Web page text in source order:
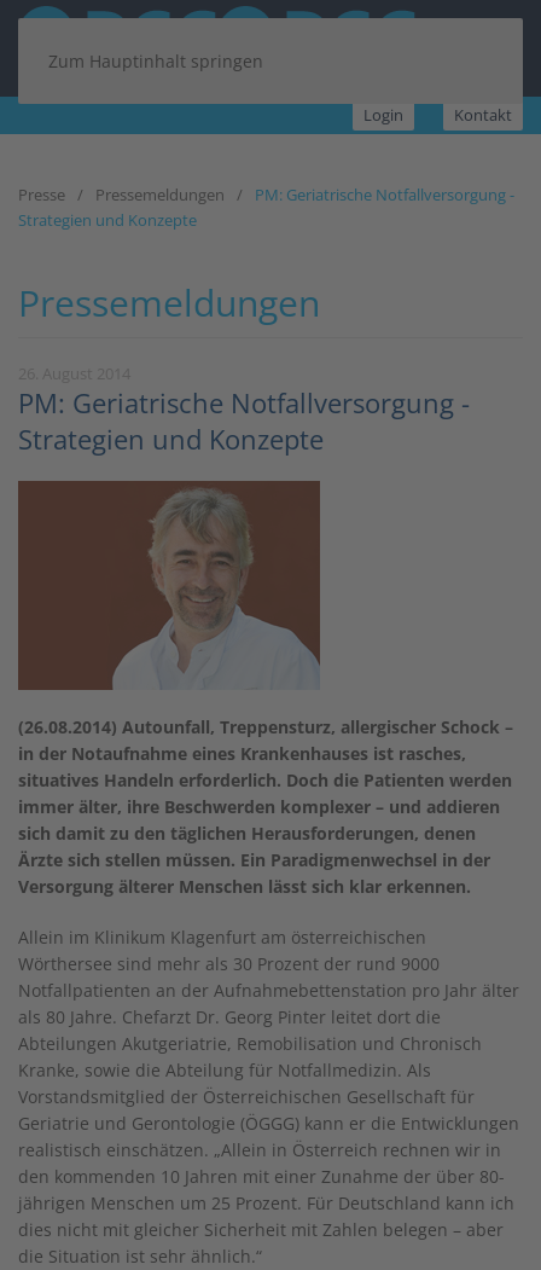
Zum Hauptinhalt springen
Login Kontakt
Presse Pressemeldungen
PM: Geriatrische Notfallversorgung -
Strategien und Konzepte
Pressemeldungen
PM: Geriatrische Notfallversorgung -
Strategien und Konzepte
(26.08.2014) Autounfall, Treppensturz, allergischer Schock –
in der Notaufnahme eines Krankenhauses ist rasches,
situatives Handeln erforderlich. Doch die Patienten werden
immer älter, ihre Beschwerden komplexer – und addieren
sich damit zu den täglichen Herausforderungen, denen
Ärzte sich stellen müssen. Ein Paradigmenwechsel in der
Versorgung älterer Menschen lässt sich klar erkennen.
Allein im Klinikum Klagenfurt am österreichischen
Wörthersee sind mehr als 30 Prozent der rund 9000
Notfallpatienten an der Aufnahmebettenstation pro Jahr älter
als 80 Jahre. Chefarzt Dr. Georg Pinter leitet dort die
Abteilungen Akutgeriatrie, Remobilisation und Chronisch
Kranke, sowie die Abteilung für Notfallmedizin. Als
Vorstandsmitglied der Österreichischen Gesellschaft für
Geriatrie und Gerontologie (ÖGGG) kann er die Entwicklungen
realistisch einschätzen. „Allein in Österreich rechnen wir in
den kommenden 10 Jahren mit einer Zunahme der über 80-
jährigen Menschen um 25 Prozent. Für Deutschland kann ich
dies nicht mit gleicher Sicherheit mit Zahlen belegen – aber
die Situation ist sehr ähnlich.“